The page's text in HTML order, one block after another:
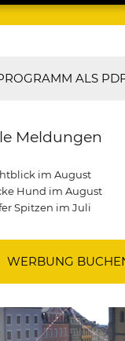
ALS
Meldungen
im August
Hund im August
Spitzen im Juli
WERBUNG